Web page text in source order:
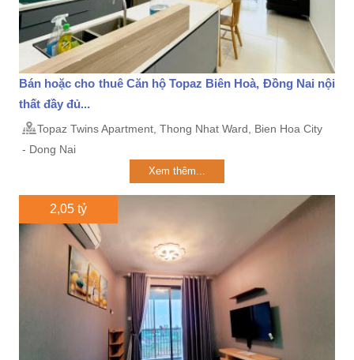
Bán hoặc cho thuê Căn hộ Topaz Biên Hoà, Đồng Nai nội
thất đầy đủ...
Topaz Twins Apartment, Thong Nhat Ward, Bien Hoa City
- Dong Nai
Xem thêm...
2,05 tỷ